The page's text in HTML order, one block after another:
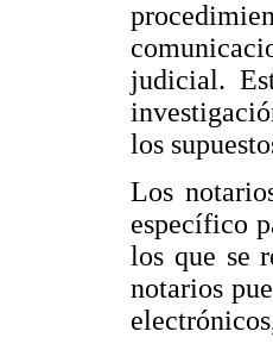
judicial.
los
Los
específico
los que se
notarios